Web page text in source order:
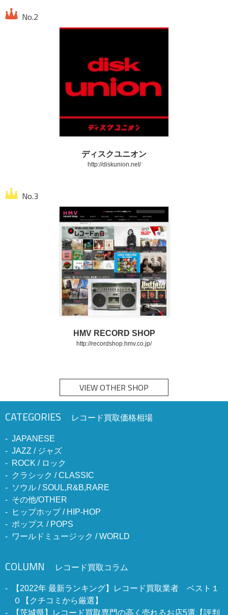
ディスクユニオン
http://diskunion.net/
HMV RECORD SHOP
http://recordshop.hmv.co.jp/
VIEW OTHER SHOP
CATEGORIES レコード買取価格相場
JAPANESE
JAZZ / ジャズ
ROCK / ロック
クラシック / CLASSIC
ソウル / SOUL,R&B,RARE
その他/OTHER
ヒップホップ / HIP-HOP
ポップス / POPS
ワールドミュージック / WORLD
COLUMN レコード買取コラム
【2022年 最新ランキング】レコード買取業者 ベスト１
０【クチコミから厳選】
【茨城県】レコード買取専門の高く売れるお店5選【評判